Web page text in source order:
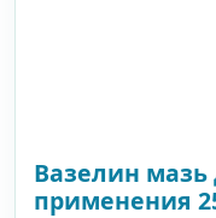
Вазелин мазь
применения